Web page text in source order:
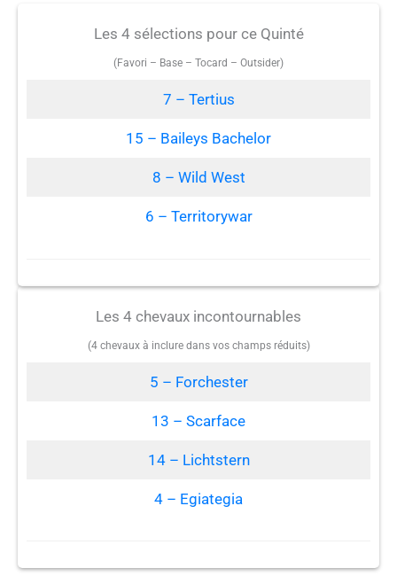
Les 4 sélections pour ce Quinté
(Favori – Base – Tocard – Outsider)
7 – Tertius
15 – Baileys Bachelor
8 – Wild West
6 – Territorywar
Les 4 chevaux incontournables
(4 chevaux à inclure dans vos champs réduits)
5 – Forchester
13 – Scarface
14 – Lichtstern
4 – Egiategia